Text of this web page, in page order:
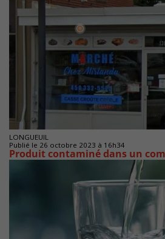
LONGUEUIL
Publié le 26 octobre 2023 à 16h34
Produit contaminé dans un